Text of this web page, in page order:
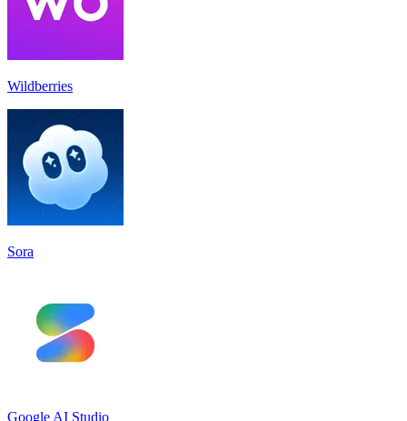
Wildberries
Sora
Google AI Studio